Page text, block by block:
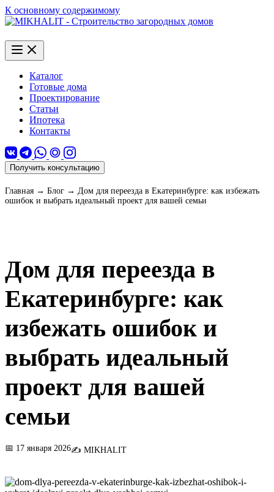
К основному содержимому
Каталог
Готовые дома
Проектирование
Статьи
Ипотека
Контакты
Получить консультацию
Главная → Блог → Дом для переезда в Екатеринбурге: как избежать
ошибок и выбрать идеальный проект для вашей семьи
Дом для переезда в
Екатеринбурге: как
избежать ошибок и
выбрать идеальный
проект для вашей
семьи
📅 17 января 2026✍️ MIKHALIT